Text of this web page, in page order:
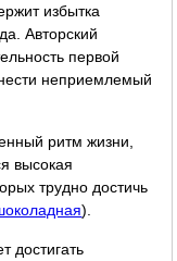
избытка
Авторский
первой
неприемлемый
ритм жизни,
высокая
трудно достичь
).
достигать